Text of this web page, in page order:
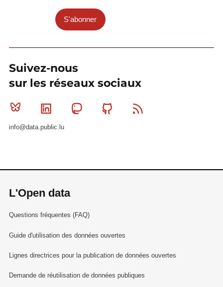
S'abonner
Suivez-nous
sur les réseaux sociaux
Bluesky Linkedin MastodonGithub
info@data.public.lu
L'Open data
Questions fréquentes (FAQ)
Guide d'utilisation des données ouvertes
Lignes directrices pour la publication de données ouvertes
Demande de réutilisation de données publiques